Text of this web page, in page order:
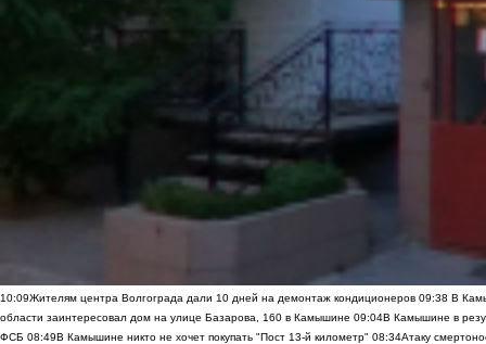
10:09Жителям центра Волгограда дали 10 дней на демонтаж кондиционеров 09:38 В
области заинтересовал дом на улице Базарова, 160 в Камышине 09:04В Камышине в
ФСБ 08:49В Камышине никто не хочет покупать "Пост 13-й километр" 08:34Атаку